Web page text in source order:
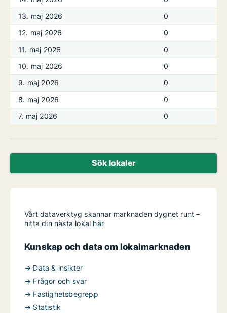
13. maj 2026
0
12. maj 2026
0
11. maj 2026
0
10. maj 2026
0
9. maj 2026
0
8. maj 2026
0
7. maj 2026
0
Sök lokaler
Vårt dataverktyg skannar marknaden dygnet runt –
hitta din nästa lokal här
Kunskap och data om lokalmarknaden
→ Data & insikter
→ Frågor och svar
→ Fastighetsbegrepp
→ Statistik